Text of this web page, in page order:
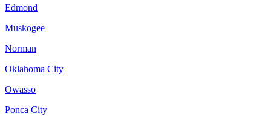
Edmond
Muskogee
Norman
Oklahoma City
Owasso
Ponca City